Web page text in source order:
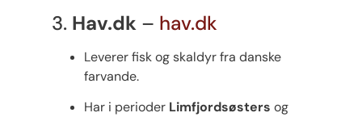
3. Hav.dk – hav.dk
Leverer fisk og skaldyr fra danske
farvande.
Har i perioder Limfjordsøsters og